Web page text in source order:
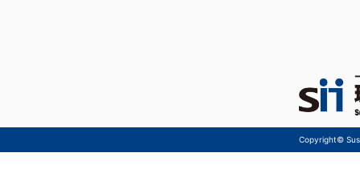
Copyright©